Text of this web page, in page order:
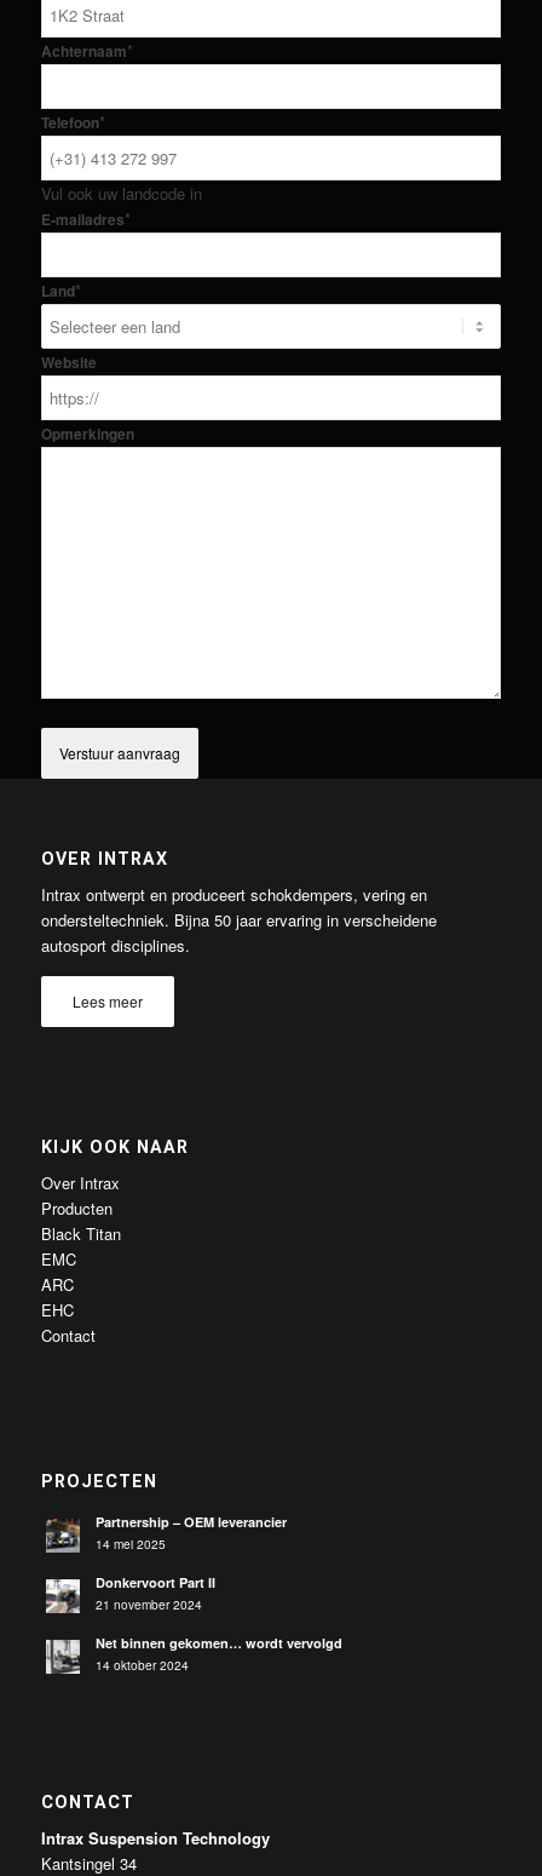
Achternaam*
Telefoon*
Vul ook uw landcode in
E-mailadres*
Land*
Website
Opmerkingen
OVER INTRAX
Intrax ontwerpt en produceert schokdempers, vering en
ondersteltechniek. Bijna 50 jaar ervaring in verscheidene
autosport disciplines.
Lees meer
KIJK OOK NAAR
Over Intrax
Producten
Black Titan
EMC
ARC
EHC
Contact
PROJECTEN
Partnership – OEM leverancier
14 mei 2025
Donkervoort Part II
21 november 2024
Net binnen gekomen… wordt vervolgd
14 oktober 2024
CONTACT
Intrax Suspension Technology
Kantsingel 34